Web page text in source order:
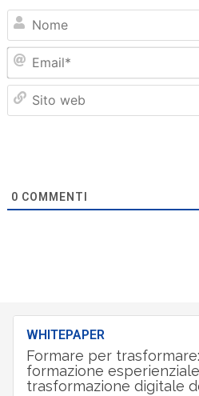
0 COMMENTI
WHITEPAPER
Formare per
formazione
trasformazione digitale